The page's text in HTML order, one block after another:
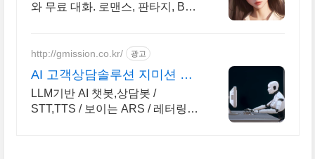
와 무료 대화. 로맨스, 판타지, BL
http://gmission.co.kr/ 광고
AI 고객상담솔루션 지미션 생
성형AI 기반 솔루션 개발
LLM기반 AI 챗봇,상담봇 /
STT,TTS / 보이는 ARS / 레터링